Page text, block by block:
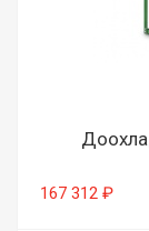
167 312 ₽